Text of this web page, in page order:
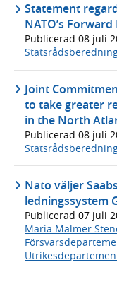
Statement
NATO’s
Publicerad 08 juli
Joint
to take greater
in the North
Publicerad 08 juli
Nato väljer
ledningssystem
Publicerad 07 juli
Maria Malmer